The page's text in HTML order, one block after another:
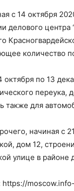
с 14 октября
делового
количество
октября по 13
переука,
также для
начиная с
дом 12,
улице в
https://